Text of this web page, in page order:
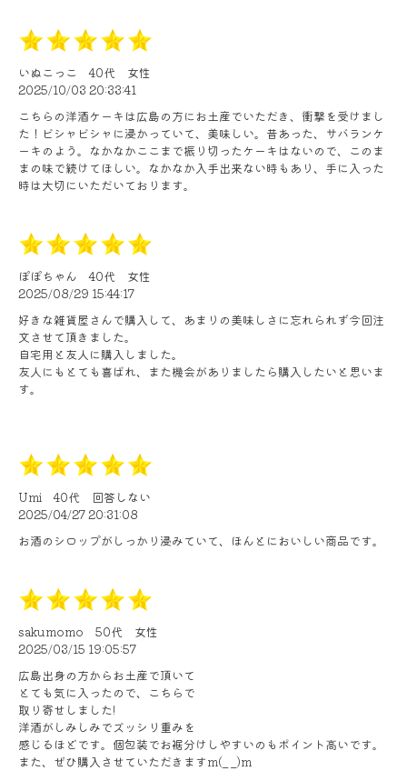
いぬこっこ 40代
女性
2025/10/03 20:33:41
こちらの洋酒ケーキは広島の方にお土産でいただき、衝撃を受けまし
た！ビシャビシャに浸かっていて、美味しい。昔あった、サバランケ
ーキのよう。なかなかここまで振り切ったケーキはないので、このま
まの味で続けてほしい。なかなか入手出来ない時もあり、手に入った
時は大切にいただいております。
ぽぽちゃん 40代
女性
2025/08/29 15:44:17
好きな雑貨屋さんで購入して、あまりの美味しさに忘れられず今回注
文させて頂きました。
自宅用と友人に購入しました。
友人にもとても喜ばれ、また機会がありましたら購入したいと思いま
す。
Umi 40代
回答しない
2025/04/27 20:31:08
お酒のシロップがしっかり浸みていて、ほんとにおいしい商品です。
sakumomo 50代
女性
2025/03/15 19:05:57
広島出身の方からお土産で頂いて
とても気に入ったので、こちらで
取り寄せしました!
洋酒がしみしみでズッシリ重みを
感じるほどです。個包装でお裾分けしやすいのもポイント高いです。
また、ぜひ購入させていただきますm(_ _)m